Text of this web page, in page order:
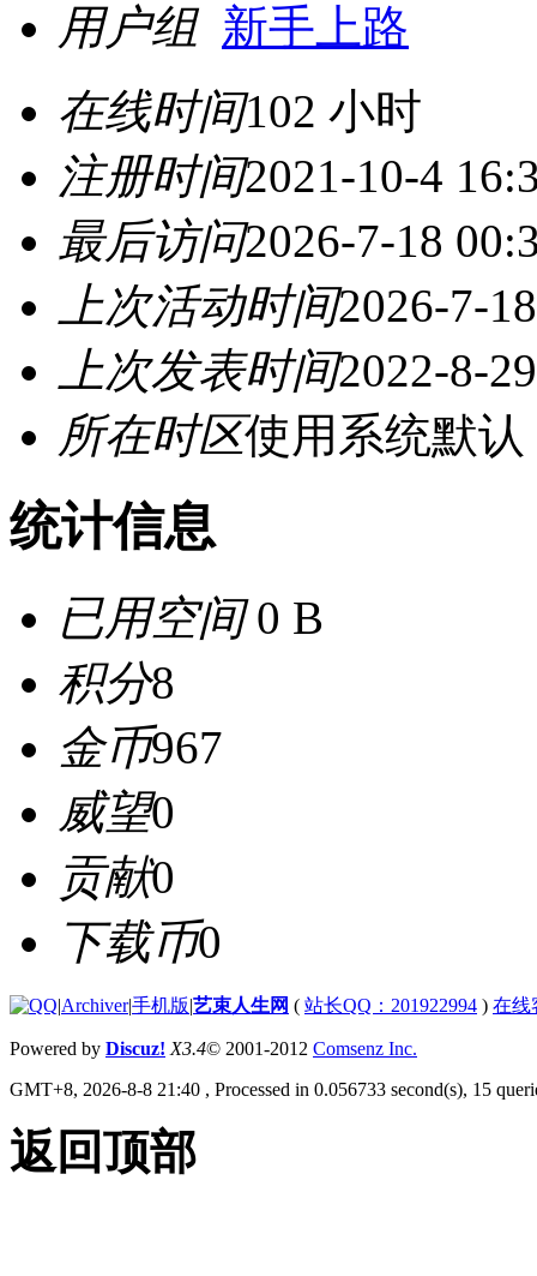
用户组 新手上路
在线时间102 小时
注册时间2021-10-4
最后访问2026-7-18
上次活动时间2026-7-
上次发表时间2022-8-
所在时区使用系统默认
统计信息
已用空间0 B
积分8
金币967
威望0
贡献0
下载币0
|Archiver|手机版|艺束人生网 ( 站长QQ：201922994 ) 在线
Powered by Discuz! X3.4© 2001-2012 Comsenz Inc.
GMT+8, 2026-8-8 21:40 , Processed in 0.056733 second(s), 15
返回顶部